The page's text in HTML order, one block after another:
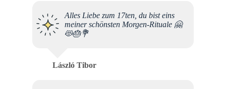
Alles Liebe zum 17ten, du bist eins
meiner schönsten Morgen-Rituale 🤗
😻🎂💐
László Tibor